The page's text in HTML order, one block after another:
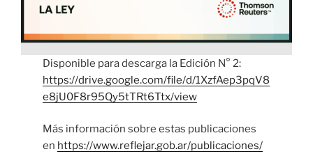
Disponible para descarga la Edición N° 2:
https://drive.google.com/file/d/1XzfAep3pqV8
e8jU0F8r95Qy5tTRt6Ttx/view
Más información sobre estas publicaciones
en https://www.reflejar.gob.ar/publicaciones/